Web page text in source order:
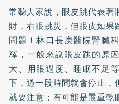
常聽人家說，眼皮跳代表
財，右眼跳災，但眼皮如果
問題！林口長庚醫院腎臟
釋，一般來說眼皮跳的原
大、用眼過度、睡眠不足
下，過一段時間就會停止，
就要注意；有可能是嚴重乾